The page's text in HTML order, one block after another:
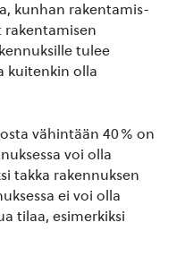
kunhan rakentamis-
rakentamisen
tulee
kuitenkin olla
vähintään 40% on
voi olla
takka rakennuksen
ei voi olla
tilaa, esimerkiksi